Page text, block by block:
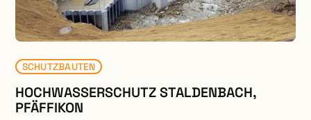
SCHUTZBAUTEN
HOCHWASSERSCHUTZ STALDENBACH,
PFÄFFIKON